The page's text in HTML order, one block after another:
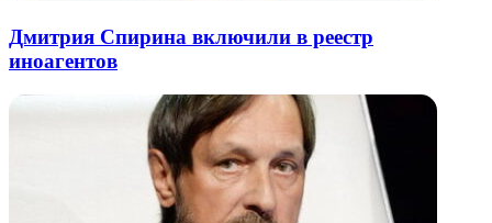
Дмитрия Спирина включили в реестр
иноагентов